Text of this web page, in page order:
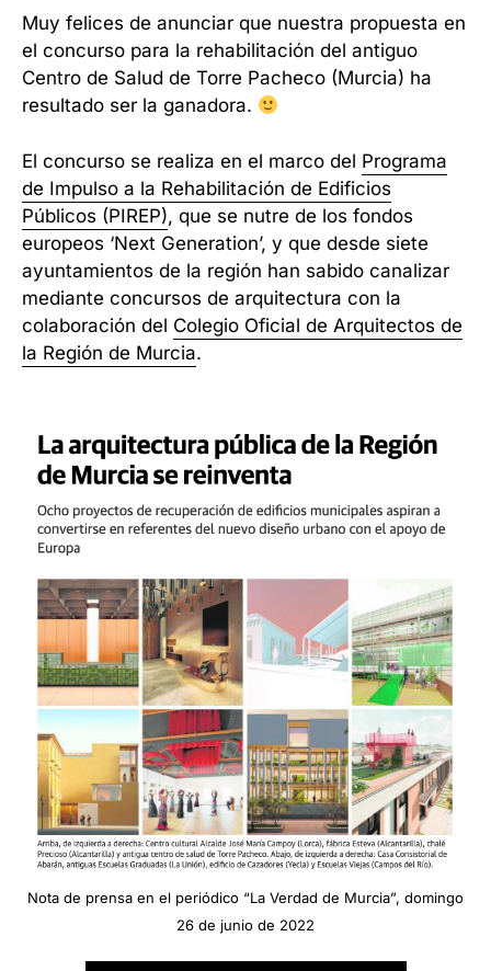
Muy felices de anunciar que nuestra propuesta en
el concurso para la rehabilitación del antiguo
Centro de Salud de Torre Pacheco (Murcia) ha
resultado ser la ganadora.
El concurso se realiza en el marco del Programa
de Impulso a la Rehabilitación de Edificios
Públicos (PIREP), que se nutre de los fondos
europeos ‘Next Generation’, y que desde siete
ayuntamientos de la región han sabido canalizar
mediante concursos de arquitectura con la
colaboración del Colegio Oficial de Arquitectos de
la Región de Murcia.
Nota de prensa en el periódico “La Verdad de Murcia”, domingo
26 de junio de 2022